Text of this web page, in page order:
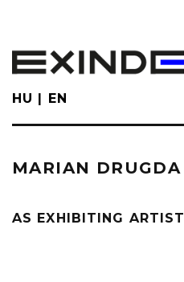
main
content
HU EN
MARIAN DRUGDA
AS EXHIBITING ARTIST